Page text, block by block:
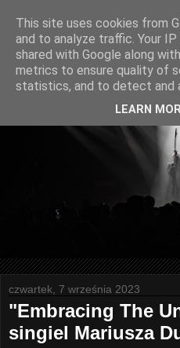
czwartek, 7 września 2023
"Embracing The
singiel Mariusza
This site uses cookies from
and to analyze traffic. Your
shared with Google along
metrics to ensure quality of
statistics, and to detect and
LEARN